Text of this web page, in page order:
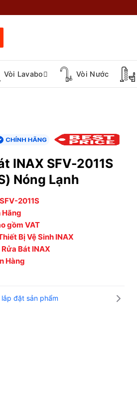
Vòi Lavabo Vòi Nước
INAX SFV-2011S
Nóng Lạnh
SFV-2011S
Hãng
gồm VAT
Bị Vệ Sinh INAX
Rửa Bát INAX
Hàng
đặt sản phẩm